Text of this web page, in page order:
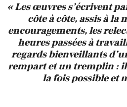
« Les œuvres s’écrivent
côte à côte, assis à la
encouragements, les
heures passées à
regards bienveillants
rempart et un tremplin :
la fois possible et